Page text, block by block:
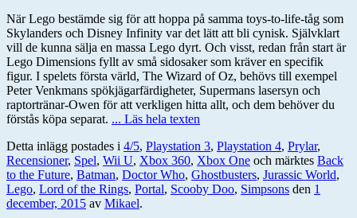
När Lego bestämde sig för att hoppa på samma toys-to-life-tåg som
Skylanders och Disney Infinity var det lätt att bli cynisk. Självklart
vill de kunna sälja en massa Lego dyrt. Och visst, redan från start är
Lego Dimensions fyllt av små sidosaker som kräver en specifik
figur. I spelets första värld, The Wizard of Oz, behövs till exempel
Peter Venkmans spökjägarfärdigheter, Supermans lasersyn och
raptortränar-Owen för att verkligen hitta allt, och dem behöver du
förstås köpa separat. ... Läs hela texten
Detta inlägg postades i 4/5, Playstation 3, Playstation 4, Prylar,
Recensioner, Spel, Wii U, Xbox 360, Xbox One och märktes Back
to the Future, Batman, Doctor Who, Ghostbusters, Jurassic World,
Lego, Lord of the Rings, Portal, Scooby Doo, Simpsons den 1
december, 2015 av Mikael.